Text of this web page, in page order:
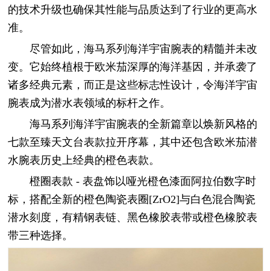
的技术升级也确保其性能与品质达到了行业的更高水
准。
尽管如此，海马系列海洋宇宙腕表的精髓并未改
变。它始终植根于欧米茄深厚的海洋基因，并承袭了
诸多经典元素，而正是这些标志性设计，令海洋宇宙
腕表成为潜水表领域的标杆之作。
海马系列海洋宇宙腕表的全新篇章以焕新风格的
七款至臻天文台表款拉开序幕，其中还包含欧米茄潜
水腕表历史上经典的橙色表款。
橙圈表款 - 表盘饰以哑光橙色漆面阿拉伯数字时
标，搭配全新的橙色陶瓷表圈[ZrO2]与白色混合陶瓷
潜水刻度，有精钢表链、黑色橡胶表带或橙色橡胶表
带三种选择。